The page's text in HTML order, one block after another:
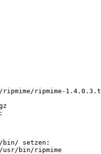
ripmime-
bin/ setzen:
bin/ripmime